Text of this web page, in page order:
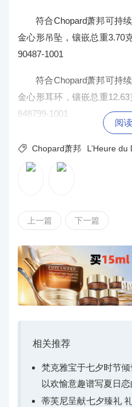
符合Chopard萧邦可持
金心形吊坠，镶嵌总重3.70
90487-1001
符合Chopard萧邦可持
金心形耳环，镶嵌总重
848799-1001
阅
 Chopard萧邦 L’Heure du
上一篇 下一篇
相关推荐
梵克雅宝于七夕时节
以欢愉意趣谱写夏日恋
蒂芙尼呈献七夕臻礼